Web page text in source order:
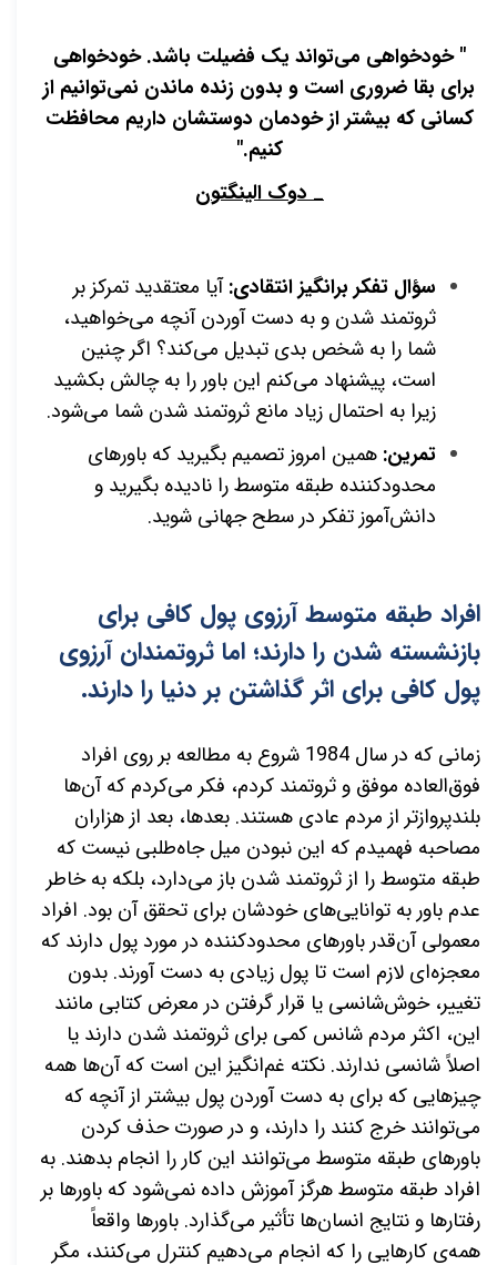
" خودخواهی می‌تواند یک فضیلت باشد. خودخواهی
برای بقا ضروری است و بدون زنده ماندن نمی‌توانیم از
کسانی که بیشتر از خودمان دوستشان داریم محافظت
کنیم."
_ دوک الینگتون
سؤال تفکر برانگیز انتقادی: آیا معتقدید تمرکز بر
ثروتمند شدن و به دست آوردن آنچه می‌خواهید،
شما را به شخص بدی تبدیل می‌کند؟ اگر چنین
است، پیشنهاد می‌کنم این باور را به چالش بکشید
زیرا به احتمال زیاد مانع ثروتمند شدن شما می‌شود.
تمرین: همین امروز تصمیم بگیرید که باورهای
محدودکننده طبقه متوسط را نادیده بگیرید و
دانش‌آموز تفکر در سطح جهانی شوید.
افراد طبقه متوسط آرزوی پول کافی برای
بازنشسته شدن را دارند؛ اما ثروتمندان آرزوی
پول کافی برای اثر گذاشتن بر دنیا را دارند.
زمانی که در سال 1984 شروع به مطالعه بر روی افراد
فوق‌العاده موفق و ثروتمند کردم، فکر می‌کردم که آن‌ها
بلندپروازتر از مردم عادی هستند. بعدها، بعد از هزاران
مصاحبه فهمیدم که این نبودن میل جاه‌طلبی نیست که
طبقه متوسط را از ثروتمند شدن باز می‌دارد، بلکه به خاطر
عدم باور به توانایی‌های خودشان برای تحقق آن بود. افراد
معمولی آن‌قدر باورهای محدودکننده در مورد پول دارند که
معجزه‌ای لازم است تا پول زیادی به دست آورند. بدون
تغییر، خوش‌شانسی یا قرار گرفتن در معرض کتابی مانند
این، اکثر مردم شانس کمی برای ثروتمند شدن دارند یا
اصلاً شانسی ندارند. نکته غم‌انگیز این است که آن‌ها همه
چیزهایی که برای به دست آوردن پول بیشتر از آنچه که
می‌توانند خرج کنند را دارند، و در صورت حذف کردن
باورهای طبقه متوسط می‌توانند این کار را انجام بدهند. به
افراد طبقه متوسط هرگز آموزش داده نمی‌شود که باورها بر
رفتارها و نتایج انسان‌ها تأثیر می‌گذارد. باورها واقعاً
همه‌ی کارهایی را که انجام می‌دهیم کنترل می‌کنند، مگر